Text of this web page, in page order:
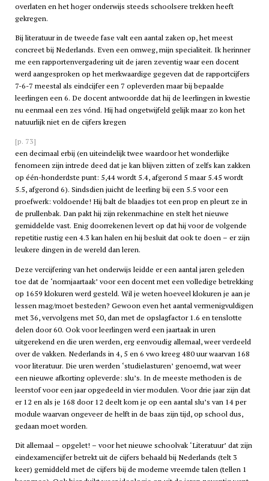
overlaten en het hoger onderwijs steeds schoolsere trekken heeft
gekregen.
Bij literatuur in de tweede fase valt een aantal zaken op, het meest
concreet bij Nederlands. Even een omweg, mijn specialiteit. Ik herinner
me een rapportenvergadering uit de jaren zeventig waar een docent
werd aangesproken op het merkwaardige gegeven dat de rapportcijfers
7-6-7 meestal als eindcijfer een 7 opleverden maar bij bepaalde
leerlingen een 6. De docent antwoordde dat hij de leerlingen in kwestie
nu eenmaal een zes vónd. Hij had ongetwijfeld gelijk maar zo kon het
natuurlijk niet en de cijfers kregen
[p. 73]
een decimaal erbij (en uiteindelijk twee waardoor het wonderlijke
fenomeen zijn intrede deed dat je kan blijven zitten of zelfs kan zakken
op één-honderdste punt: 5,44 wordt 5.4, afgerond 5 maar 5.45 wordt
5.5, afgerond 6). Sindsdien juicht de leerling bij een 5.5 voor een
proefwerk: voldoende! Hij balt de blaadjes tot een prop en pleurt ze in
de prullenbak. Dan pakt hij zijn rekenmachine en stelt het nieuwe
gemiddelde vast. Enig doorrekenen levert op dat hij voor de volgende
repetitie rustig een 4.3 kan halen en hij besluit dat ook te doen – er zijn
leukere dingen in de wereld dan leren.
Deze vercijfering van het onderwijs leidde er een aantal jaren geleden
toe dat de ‘normjaartaak’ voor een docent met een volledige betrekking
op 1659 klokuren werd gesteld. Wil je weten hoeveel klokuren je aan je
lessen mag/moet besteden? Gewoon even het aantal vermenigvuldigen
met 36, vervolgens met 50, dan met de opslagfactor 1.6 en tenslotte
delen door 60. Ook voor leerlingen werd een jaartaak in uren
uitgerekend en die uren werden, erg eenvoudig allemaal, weer verdeeld
over de vakken. Nederlands in 4, 5 en 6 vwo kreeg 480 uur waarvan 168
voor literatuur. Die uren werden ‘studielasturen’ genoemd, wat weer
een nieuwe afkorting opleverde: slu’s. In de meeste methoden is de
leerstof voor een jaar opgedeeld in vier modulen. Voor drie jaar zijn dat
er 12 en als je 168 door 12 deelt kom je op een aantal slu’s van 14 per
module waarvan ongeveer de helft in de baas zijn tijd, op school dus,
gedaan moet worden.
Dit allemaal – opgelet! – voor het nieuwe schoolvak ‘Literatuur’ dat zijn
eindexamencijfer betrekt uit de cijfers behaald bij Nederlands (telt 3
keer) gemiddeld met de cijfers bij de moderne vreemde talen (tellen 1